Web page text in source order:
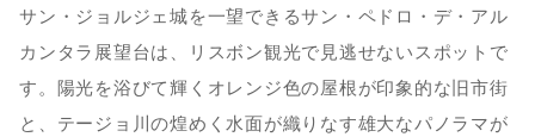
サン・ジョルジェ城を一望できるサン・ペドロ・デ・アル
カンタラ展望台は、リスボン観光で見逃せないスポットで
す。陽光を浴びて輝くオレンジ色の屋根が印象的な旧市街
と、テージョ川の煌めく水面が織りなす雄大なパノラマが